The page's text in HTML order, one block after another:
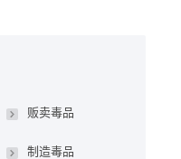
贩卖毒品
制造毒品